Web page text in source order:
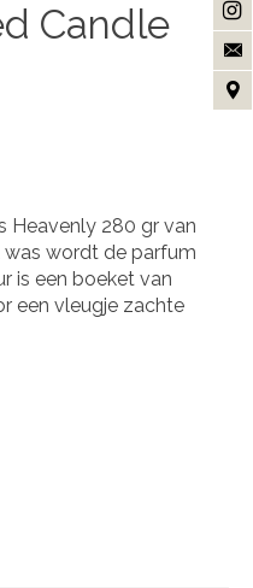
Candle
Heavenly 280 gr van
was wordt de parfum
is een boeket van
een vleugje zachte